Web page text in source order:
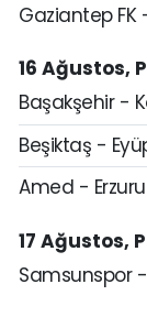
Gaziantep
16 Ağustos,
Başakşehir -
Beşiktaş -
Amed -
17 Ağustos,
Samsunspor